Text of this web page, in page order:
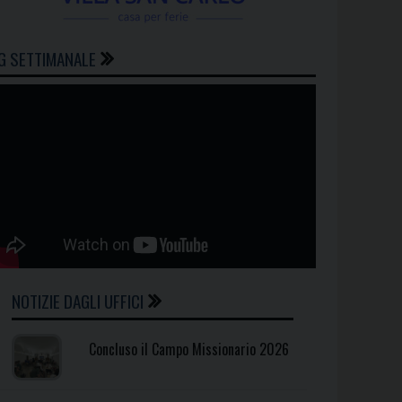
SETTIMANALE
NOTIZIE DAGLI UFFICI
Concluso il Campo Missionario 2026